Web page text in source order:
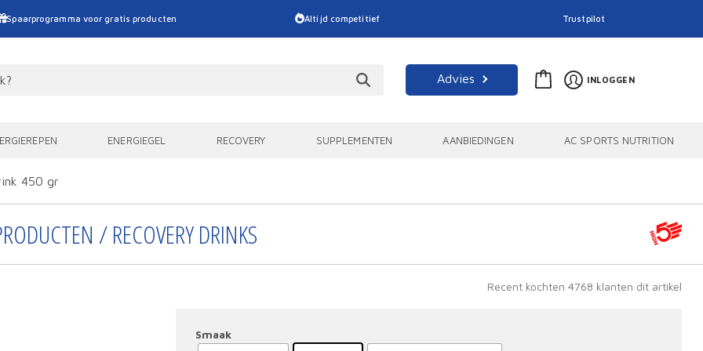
Spaarprogramma voor gratis producten Altijd competitief Trustpilot
Advies INLOGGEN
ENERGIEGEL RECOVERY SUPPLEMENTEN AANBIEDINGEN AC SPORTS NUTRITION
450 gr
/ RECOVERY DRINKS
Recent kochten 4768 klanten dit artikel
Smaak